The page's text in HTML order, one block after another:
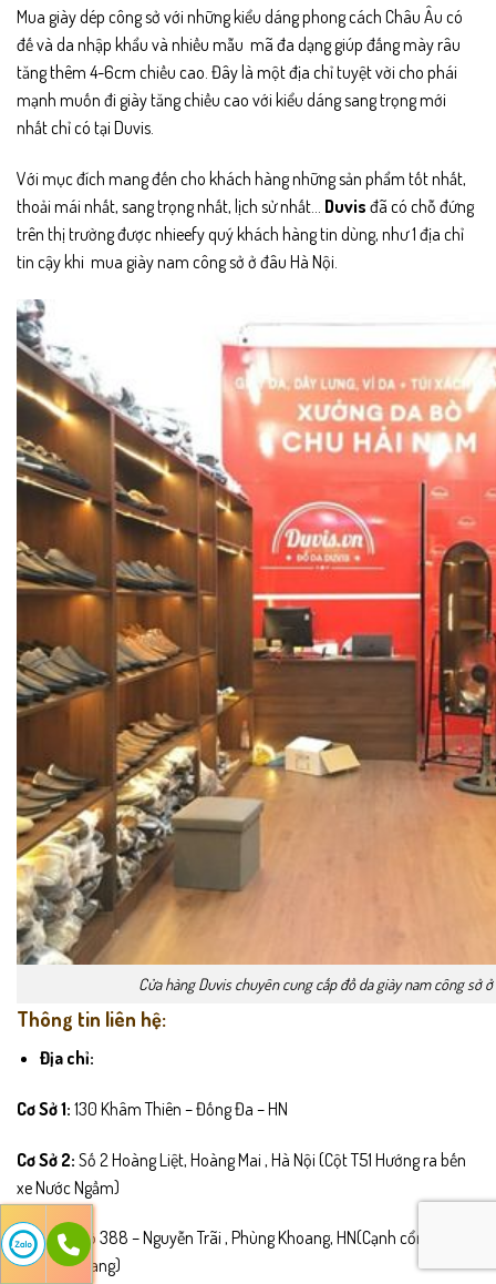
Mua giày dép công sở với những kiểu dáng phong cách Châu Âu có
đế và da nhập khẩu và nhiều mẫu mã đa dạng giúp đấng mày râu
tăng thêm 4-6cm chiều cao. Đây là một địa chỉ tuyệt vời cho phái
mạnh muốn đi giày tăng chiều cao với kiểu dáng sang trọng mới
nhất chỉ có tại Duvis.
Với mục đích mang đến cho khách hàng những sản phẩm tốt nhất,
thoải mái nhất, sang trọng nhất, lịch sử nhất… Duvis đã có chỗ đứng
trên thị trường được nhieefy quý khách hàng tin dùng, như 1 địa chỉ
tin cậy khi mua giày nam công sở ở đâu Hà Nội.
Cửa hàng Duvis chuyên cung cấp đồ da giày nam công sở ở
Thông tin liên hệ:
Địa chỉ:
Cơ Sở 1: 130 Khâm Thiên – Đống Đa – HN
Cơ Sở 2: Số 2 Hoàng Liệt, Hoàng Mai , Hà Nội (Cột T51 Hướng ra bến
xe Nước Ngầm)
Cơ Sở 3:
Số 388 – Nguyễn Trãi , Phùng Khoang, HN(Cạnh cổng chợ
Phùng Khoang)